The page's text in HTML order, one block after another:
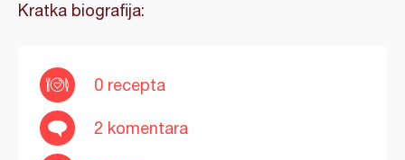
Kratka biografija:
0 recepta
2 komentara